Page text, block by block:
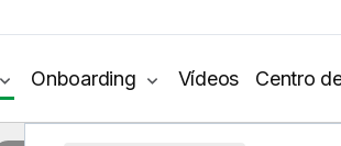
Onboarding Vídeos Centro